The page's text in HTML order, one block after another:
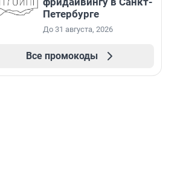
Петербурге
До 31 августа, 2026
Все промокоды